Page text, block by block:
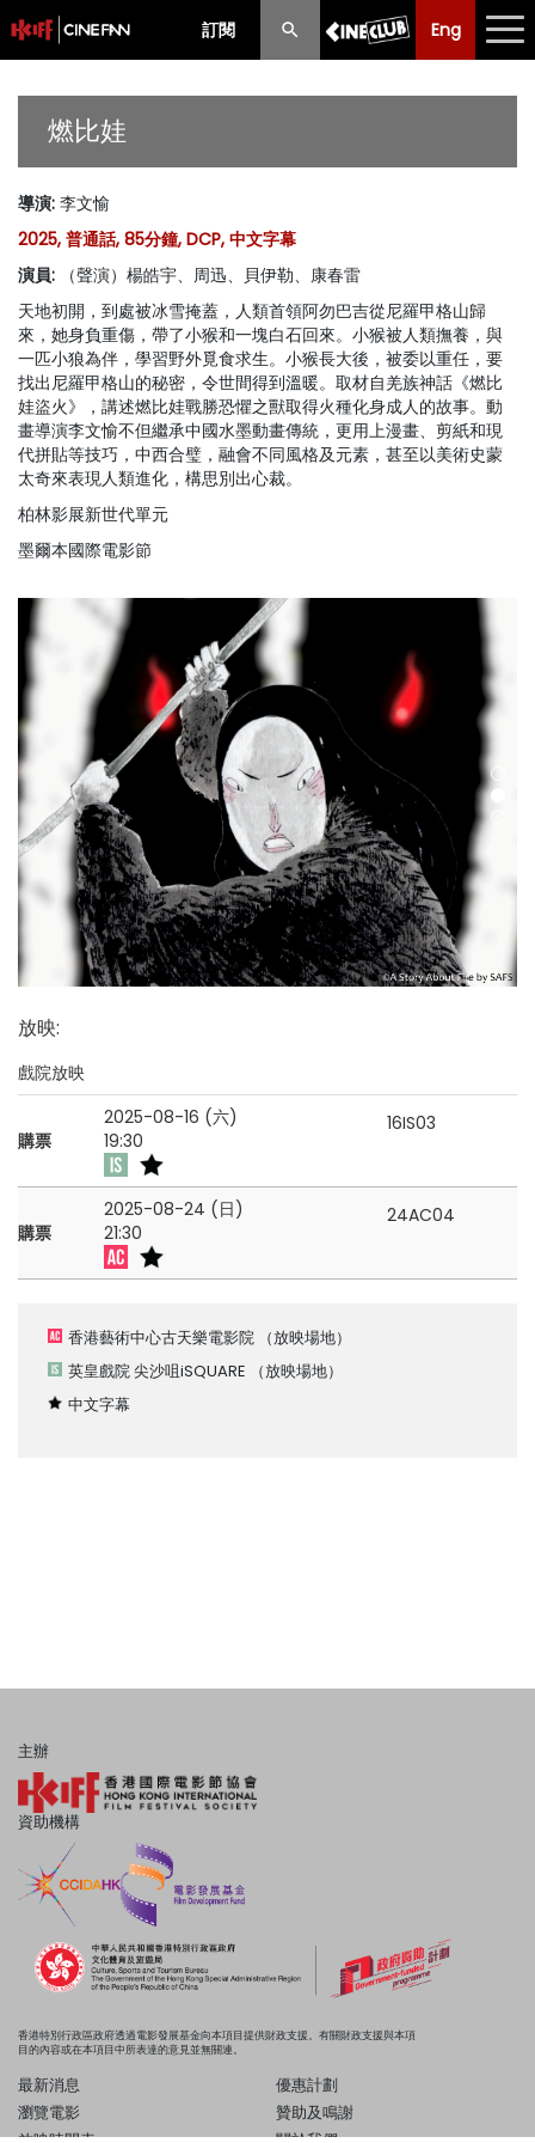
訂閱 Eng
Eng 中文
節目
購票須知
優惠計劃
前期節目
燃比娃
導演: 李文愉
2025, 普通話, 85分鐘, DCP, 中文字幕
演員:
（聲演）楊皓宇、周迅、貝伊勒、康春雷
天地初開，到處被冰雪掩蓋，人類首領阿勿巴吉從尼羅甲格山歸
來，她身負重傷，帶了小猴和一塊白石回來。小猴被人類撫養，與
一匹小狼為伴，學習野外覓食求生。小猴長大後，被委以重任，要
找出尼羅甲格山的秘密，令世間得到溫暖。取材自羌族神話《燃比
娃盜火》，講述燃比娃戰勝恐懼之獸取得火種化身成人的故事。動
畫導演李文愉不但繼承中國水墨動畫傳統，更用上漫畫、剪紙和現
代拼貼等技巧，中西合璧，融會不同風格及元素，甚至以美術史蒙
太奇來表現人類進化，構思別出心裁。
柏林影展新世代單元
墨爾本國際電影節
放映:
戲院放映
購票
2025-08-16 (六)
19:30
16IS03
購票
2025-08-24 (日)
21:30
24AC04
香港藝術中心古天樂電影院 （放映場地）
英皇戲院 尖沙咀iSQUARE （放映場地）
中文字幕
主辦
資助機構
香港特別行政區政府透過電影發展基金向本項目提供財政支援。有關財政支援與本項
目的內容或在本項目中所表達的意見並無關連。
最新消息
瀏覽電影
優惠計劃
贊助及鳴謝